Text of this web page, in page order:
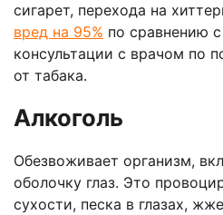
сигарет, перехода на
вред на 95% по сравнению
консультации с врачом по
от табака.
Алкоголь
Обезвоживает организм,
оболочку глаз. Это
сухости, песка в глазах,